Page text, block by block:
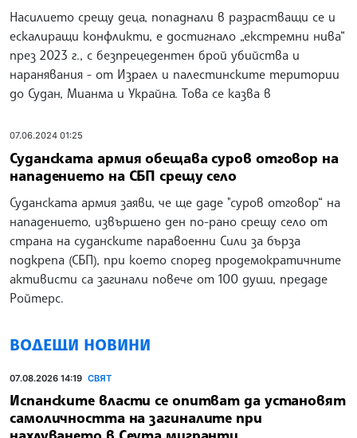
Насилието срещу деца, попаднали в разрастващи се и
ескалиращи конфликти, е достигнало „екстремни нива“
през 2023 г., с безпрецедентен брой убийства и
наранявания - от Израел и палестинските територии
до Судан, Мианма и Украйна. Това се казва в
07.06.2024 01:25
Суданската армия обещава суров отговор на
нападението на СБП срещу село
Суданската армия заяви, че ще даде "суров отговор“ на
нападението, извършено ден по-рано срещу село от
страна на суданските паравоенни Сили за бърза
подкрепа (СБП), при което според продемократичните
активисти са загинали повече от 100 души, предаде
Ройтерс.
ВОДЕЩИ НОВИНИ
07.08.2026 14:19 СВЯТ
Испанските власти се опитват да установят
самоличността на загиналите при